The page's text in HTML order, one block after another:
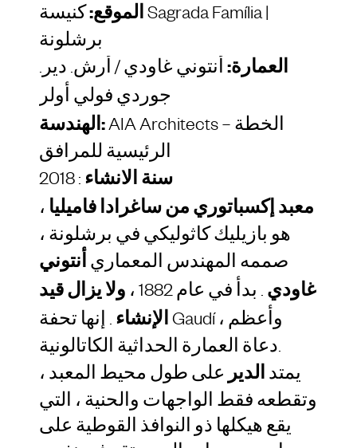
الموقع: كنيسة Sagrada Família |
برشلونة
العمارة: أنتوني غاودي / أرش. دير.
جوردي فولي أولر
الهندسة:AIA Architects – الخطة
الرئيسية للمرافق
سنة الانشاء : 2018
معبد إكسباتوري من ساغرادا فاميليا ،
هو بازيليك كاثوليكي في برشلونة ،
صممه المهندس المعماري أنتوني
غاودي . بدأ في عام 1882 ،
ولا يزال قيد
الإنشاء . إنها تحفة Gaudí ، وأعظم
دعاة العمارة الحداثية الكاتالونية.
يمتد الديرعلى طول محيط المعبد ،
وتقطعه فقط الواجهات والحنية ، التي
يقع هيكلها ذو النوافذ القوطية على